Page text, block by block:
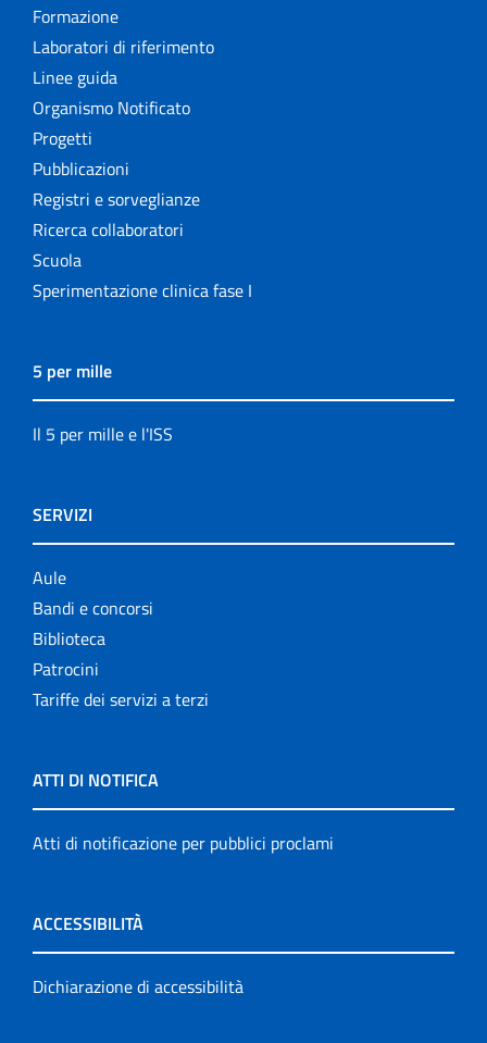
Formazione
Laboratori di riferimento
Linee guida
Organismo Notificato
Progetti
Pubblicazioni
Registri e sorveglianze
Ricerca collaboratori
Scuola
Sperimentazione clinica fase I
5 per mille
Il 5 per mille e l'ISS
SERVIZI
Aule
Bandi e concorsi
Biblioteca
Patrocini
Tariffe dei servizi a terzi
ATTI DI NOTIFICA
Atti di notificazione per pubblici proclami
ACCESSIBILITÀ
Dichiarazione di accessibilità